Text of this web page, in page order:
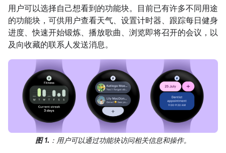
用户可以选择自己想看到的功能块。目前已有许多不同用途
的功能块，可供用户查看天气、设置计时器、跟踪每日健身
进度、快速开始锻炼、播放歌曲、浏览即将召开的会议，以
及向收藏的联系人发送消息。
图 1. ：用户可以通过功能块访问相关信息和操作。